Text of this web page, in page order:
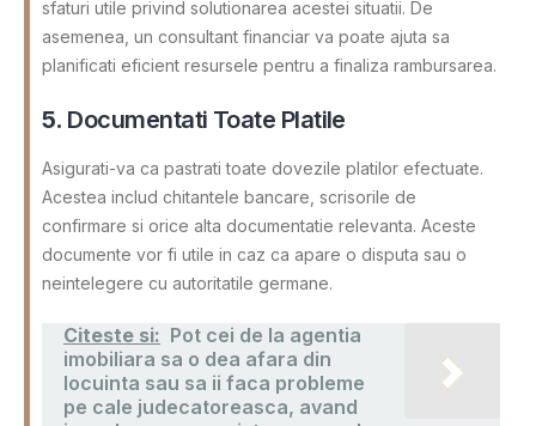
sfaturi utile privind solutionarea acestei situatii. De
asemenea, un consultant financiar va poate ajuta sa
planificati eficient resursele pentru a finaliza rambursarea.
5. Documentati Toate Platile
Asigurati-va ca pastrati toate dovezile platilor efectuate.
Acestea includ chitantele bancare, scrisorile de
confirmare si orice alta documentatie relevanta. Aceste
documente vor fi utile in caz ca apare o disputa sau o
neintelegere cu autoritatile germane.
Citeste si: Pot cei de la agentia
imobiliara sa o dea afara din
locuinta sau sa ii faca probleme
pe cale judecatoreasca, avand